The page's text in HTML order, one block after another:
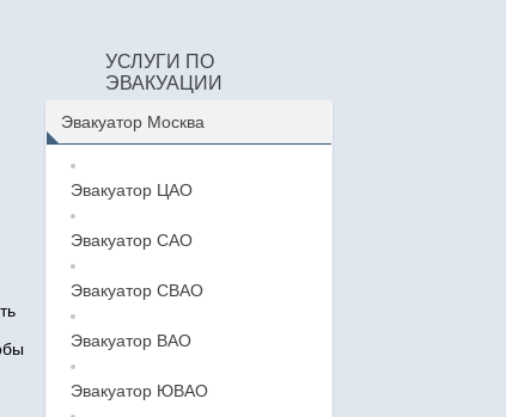
УСЛУГИ ПО
ЭВАКУАЦИИ
Эвакуатор Москва
Эвакуатор ЦАО
Эвакуатор САО
Эвакуатор СВАО
Эвакуатор ВАО
Эвакуатор ЮВАО